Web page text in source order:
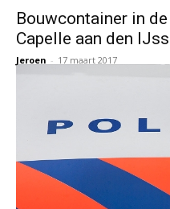
Bouwcontainer in
Capelle aan den
Jeroen - 17 maart 2017